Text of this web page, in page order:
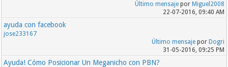
Último mensajepor Miguel2008
22-07-2016, 09:40 AM
ayuda con facebook
jose233167
Último mensajepor Dogri
31-05-2016, 09:25 PM
Ayuda! Cómo Posicionar Un Meganicho con PBN?